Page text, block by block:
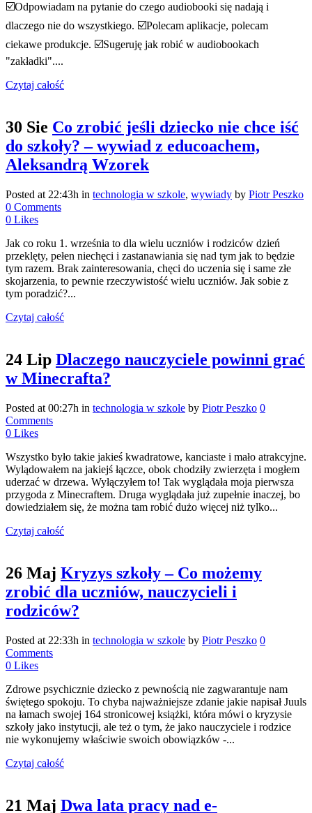
☑️Odpowiadam na pytanie do czego audiobooki się nadają i
dlaczego nie do wszystkiego. ☑️Polecam aplikacje, polecam
ciekawe produkcje. ☑️Sugeruję jak robić w audiobookach
"zakładki"....
Czytaj całość
30 Sie Co zrobić jeśli dziecko nie chce iść
do szkoły? – wywiad z educoachem,
Aleksandrą Wzorek
Posted at 22:43h in technologia w szkole, wywiady by Piotr Peszko
0 Comments
0 Likes
Jak co roku 1. września to dla wielu uczniów i rodziców dzień
przeklęty, pełen niechęci i zastanawiania się nad tym jak to będzie
tym razem. Brak zainteresowania, chęci do uczenia się i same złe
skojarzenia, to pewnie rzeczywistość wielu uczniów. Jak sobie z
tym poradzić?...
Czytaj całość
24 Lip Dlaczego nauczyciele powinni grać
w Minecrafta?
Posted at 00:27h in technologia w szkole by Piotr Peszko 0
Comments
0 Likes
Wszystko było takie jakieś kwadratowe, kanciaste i mało atrakcyjne.
Wylądowałem na jakiejś łączce, obok chodziły zwierzęta i mogłem
uderzać w drzewa. Wyłączyłem to! Tak wyglądała moja pierwsza
przygoda z Minecraftem. Druga wyglądała już zupełnie inaczej, bo
dowiedziałem się, że można tam robić dużo więcej niż tylko...
Czytaj całość
26 Maj Kryzys szkoły – Co możemy
zrobić dla uczniów, nauczycieli i
rodziców?
Posted at 22:33h in technologia w szkole by Piotr Peszko 0
Comments
0 Likes
Zdrowe psychicznie dziecko z pewnością nie zagwarantuje nam
świętego spokoju. To chyba najważniejsze zdanie jakie napisał Juuls
na łamach swojej 164 stronicowej książki, która mówi o kryzysie
szkoły jako instytucji, ale też o tym, że jako nauczyciele i rodzice
nie wykonujemy właściwie swoich obowiązków -...
Czytaj całość
21 Maj Dwa lata pracy nad e-